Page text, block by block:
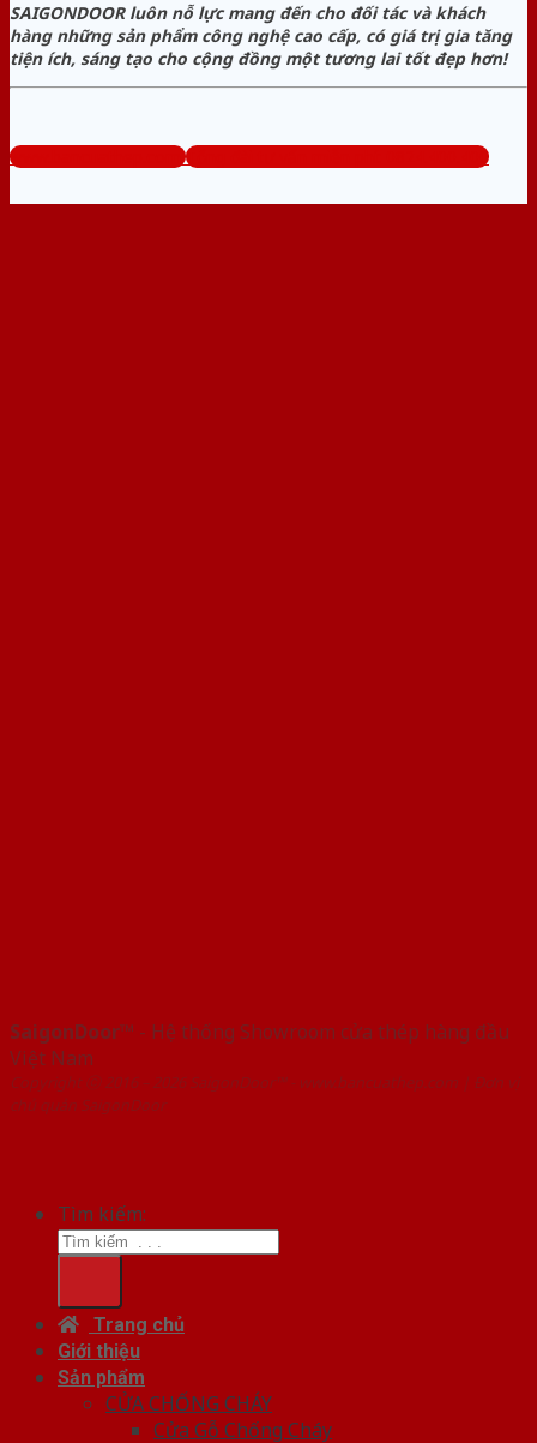
SAIGONDOOR luôn nỗ lực mang đến cho đối tác và khách
hàng những sản phẩm công nghệ cao cấp, có giá trị gia tăng
tiện ích, sáng tạo cho cộng đồng một tương lai tốt đẹp hơn!
www.bancuathep.com Tổng đài tư vấn miễn phí: 0824.400.400
SaigonDoor™ - Hệ thống Showroom cửa thép hàng đầu
Việt Nam
Copyright ⓒ 2016 – 2026 SaigonDoor™ - www.bancuathep.com | Đơn vị
chủ quản SaigonDoor
Tìm kiếm:
Trang chủ
Giới thiệu
Sản phẩm
CỬA CHỐNG CHÁY
Cửa Gỗ Chống Cháy